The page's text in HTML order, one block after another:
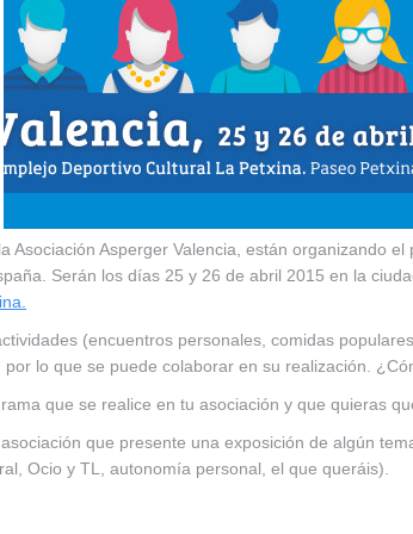
Asociación Asperger Valencia, están organizando
Serán los días 25 y 26 de abril 2015 en la
(encuentros personales, comidas
lo que se puede colaborar en su realización.
que se realice en tu asociación y que quieras
que presente una exposición de algún
Ocio y TL, autonomía personal, el que queráis).